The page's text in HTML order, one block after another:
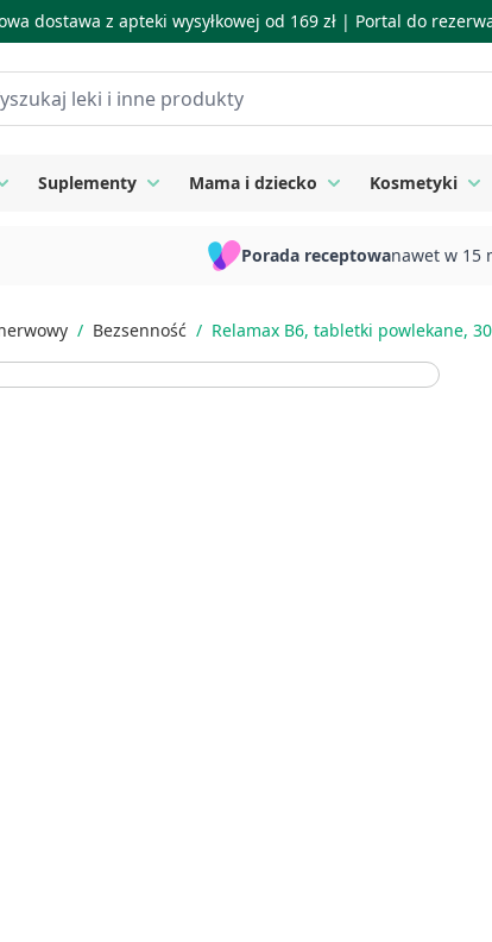
dostawa z apteki wysyłkowej od 169 zł | Portal do
leki i inne produkty
for Leki na receptę
Toggle submenu for Zdrowie
Suplementy Toggle submenu for Suplementy
Mama i dziecko Toggle submenu for
Kosmetyki
Porada receptowanawet w 15
/ Bezsenność / Relamax B6, tabletki powlekane,